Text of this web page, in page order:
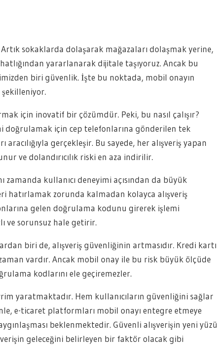
sokaklarda dolaşarak mağazaları dolaşmak yerine,
yararlanarak dijitale taşıyoruz. Ancak bu
biri güvenlik. İşte bu noktada, mobil onayın
için inovatif bir çözümdür. Peki, bu nasıl çalışır?
doğrulamak için cep telefonlarına gönderilen tek
gerçekleşir. Bu sayede, her alışveriş yapan
ve dolandırıcılık riski en aza indirilir.
zamanda kullanıcı deneyimi açısından da büyük
hatırlamak zorunda kalmadan kolayca alışveriş
gelen doğrulama kodunu girerek işlemi
ve sorunsuz hale getirir.
biri de, alışveriş güvenliğinin artmasıdır. Kredi kartı
vardır. Ancak mobil onay ile bu risk büyük ölçüde
kodlarını ele geçiremezler.
yaratmaktadır. Hem kullanıcıların güvenliğini sağlar
e-ticaret platformları mobil onayı entegre etmeye
beklenmektedir. Güvenli alışverişin yeni yüzü
geleceğini belirleyen bir faktör olacak gibi